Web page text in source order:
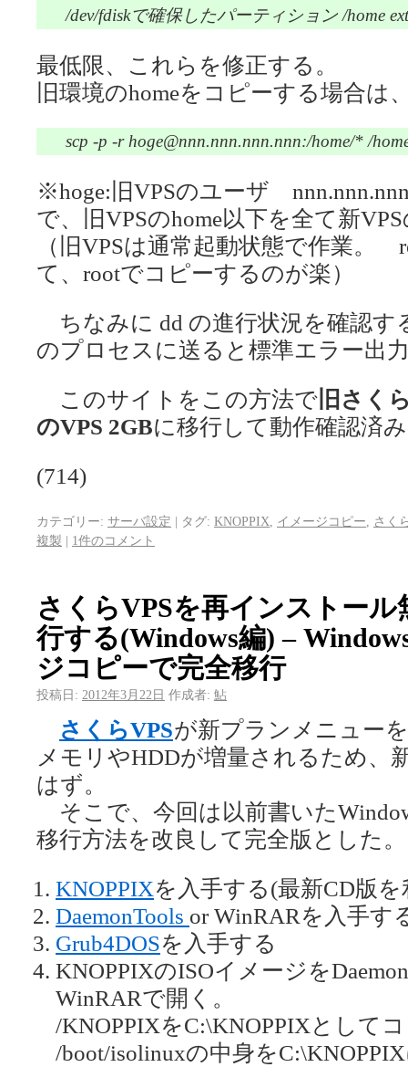
/dev/fdiskで確保したパーティション /home
最低限、これらを修正する。
旧環境のhomeをコピーする場合は
scp -p -r hoge@nnn.nnn.nnn.nnn:/home/* /
※hoge:旧VPSのユーザ
で、旧VPSのhome以下を全て新
（旧VPSは通常起動状態で作業。
て、rootでコピーするのが楽）
ちなみに dd の進行状況を確認す
のプロセスに送ると標準エラー出
このサイトをこの方法で 旧さく
のVPS 2GBに移行して動作確認済
(714)
カテゴリー: サーバ設定 | タグ: KNOPPIX イメージコピー
さく
複製 | 1件のコメント
さくらVPSを再インストー
行する(Windows編) –
ジコピーで完全移行
投稿日: 2012年3月22日 作成者: 鮎
さくらVPSが新プランメニュー
メモリやHDDが増量されるため、
はず。
そこで、今回は以前書いた
移行方法を改良して完全版とした。
KNOPPIXを入手する(最新CD版
DaemonTools or WinRARを入手す
Grub4DOSを入手する
KNOPPIXのISOイメージを
WinRARで開く。
/KNOPPIXをC:\KNOPPIXとして
/boot/isolinuxの中身を